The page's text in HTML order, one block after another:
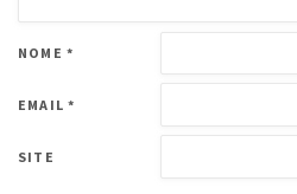
NOME *
EMAIL*
SITE